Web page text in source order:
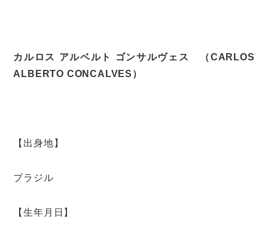
カルロス アルベルト ゴンサルヴェス （CARLOS
ALBERTO CONCALVES ）
【出身地】
ブラジル
【生年月日】